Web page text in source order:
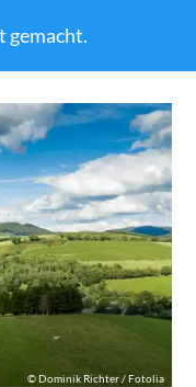
gemacht.
©Dominik Richter / Fotolia